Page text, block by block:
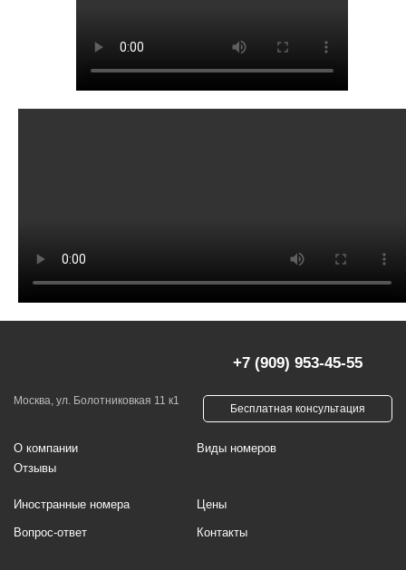
Москва, ул. Болотниковкая 11 к1
О компании
Отзывы
Виды номеров
Иностранные номера Цены
Вопрос-ответ Контакты
+7 (909) 953-45-55
Бесплатная консультация